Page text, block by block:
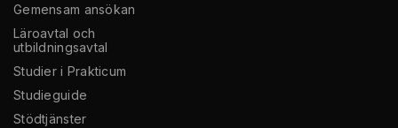
Gemensam ansökan
Läroavtal och
utbildningsavtal
Studier i Prakticum
Studieguide
Stödtjänster